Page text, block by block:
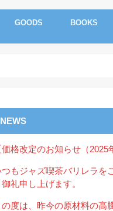
GOODS BOOKS
NEWS
格改定のお知らせ（2025
つもジャズ喫茶バリレラを
礼申し上げます。
の度は、昨今の原材料の高